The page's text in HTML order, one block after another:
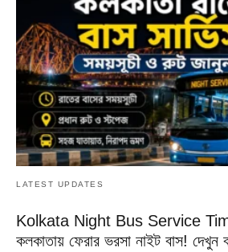
LATEST UPDATES
Kolkata Night Bus Service
কলকাতায় ফেরার ভরসা নাইট বাস! দেখুন